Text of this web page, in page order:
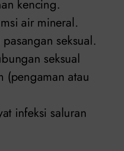
kencing.
air mineral.
seksual.
seksual
(pengaman atau
infeksi saluran